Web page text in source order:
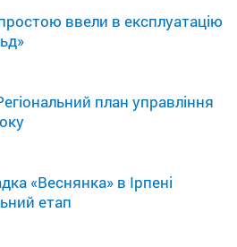
ввели в експлуатацію
план управління
«Веснянка» в Ірпені
етап